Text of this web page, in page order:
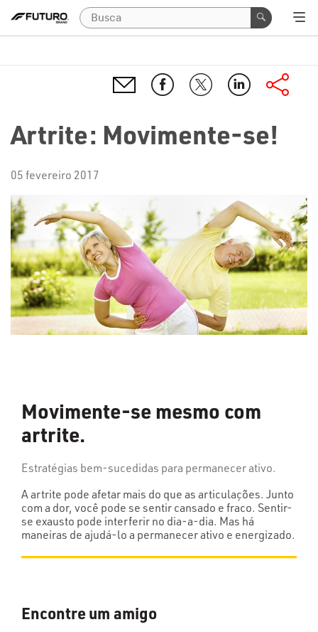
Artrite: Movimente-se!
05 fevereiro 2017
Movimente-se mesmo com
artrite.
Estratégias bem-sucedidas para permanecer ativo.
A artrite pode afetar mais do que as articulações. Junto
com a dor, você pode se sentir cansado e fraco. Sentir-
se exausto pode interferir no dia-a-dia. Mas há
maneiras de ajudá-lo a permanecer ativo e energizado.
Encontre um amigo